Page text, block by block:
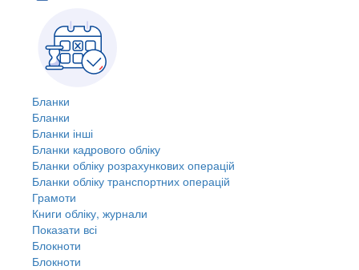
Бланки
Бланки
Бланки інші
Бланки кадрового обліку
Бланки обліку розрахункових операцій
Бланки обліку транспортних операцій
Грамоти
Книги обліку, журнали
Показати всі
Блокноти
Блокноти